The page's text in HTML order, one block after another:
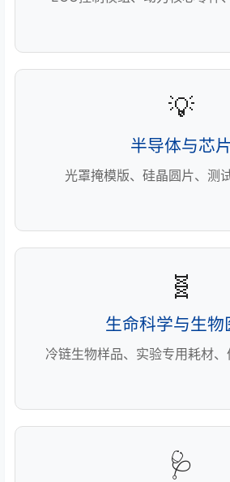
💡
半导体与芯片
光罩掩模版、硅晶圆片、测
🧬
生命科学与生物
冷链生物样品、实验专用耗材
🩺